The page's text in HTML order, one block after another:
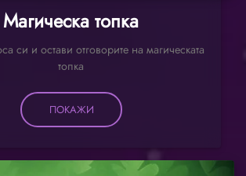
Магическа топка
си и остави отговорите на магическата
топка
ПОКАЖИ